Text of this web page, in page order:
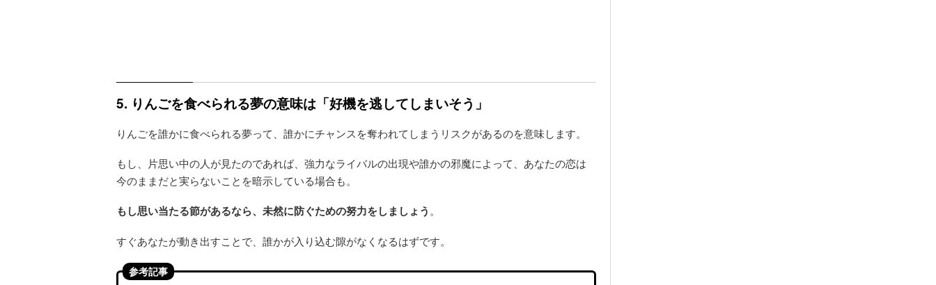
5. りんごを食べられる夢の意味は「好機を逃してしまいそう」
りんごを誰かに食べられる夢って、誰かにチャンスを奪われてしまうリスクがあるのを意味します。
もし、片思い中の人が見たのであれば、強力なライバルの出現や誰かの邪魔によって、あなたの恋は
今のままだと実らないことを暗示している場合も。
もし思い当たる節があるなら、未然に防ぐための努力をしましょう 。
すぐあなたが動き出すことで、誰かが入り込む隙がなくなるはずです。
参考記事